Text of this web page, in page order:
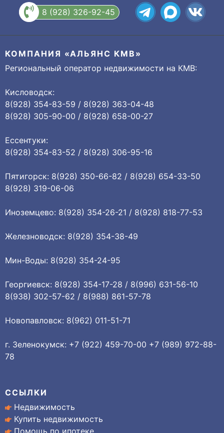
8 (928) 326-92-45
КОМПАНИЯ «АЛЬЯНС КМВ»
Региональный оператор недвижимости на КМВ:
Кисловодск:
8(928) 354-83-59 / 8(928) 363-04-48
8(928) 305-90-00 / 8(928) 658-00-27
Ессентуки:
8(928) 354-83-52 / 8(928) 306-95-16
Пятигорск: 8(928) 350-66-82 / 8(928) 654-33-50
8(928) 319-06-06
Иноземцево: 8(928) 354-26-21 / 8(928) 818-77-53
Железноводск: 8(928) 354-38-49
Мин-Воды: 8(928) 354-24-95
Георгиевск: 8(928) 354-17-28 / 8(996) 631-56-10
8(938) 302-57-62 / 8(988) 861-57-78
Новопавловск: 8(962) 011-51-71
г. Зеленокумск: +7 (922) 459-70-00 +7 (989) 972-88-
78
ССЫЛКИ
Недвижимость
Купить недвижимость
Помощь по ипотеке